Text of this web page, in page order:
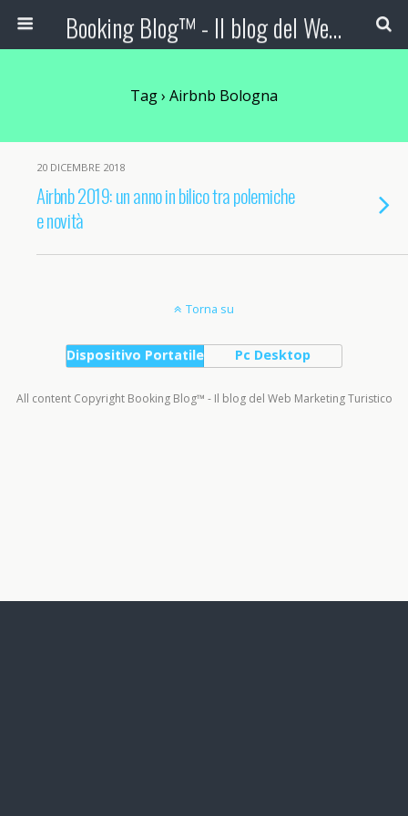
Booking Blog™ - Il blog del Web Marketing Turistico
Tag › Airbnb Bologna
20 DICEMBRE 2018
Airbnb 2019: un anno in bilico tra polemiche
e novità
Torna su
Dispositivo Portatile Pc Desktop
All content Copyright Booking Blog™ - Il blog del Web Marketing Turistico